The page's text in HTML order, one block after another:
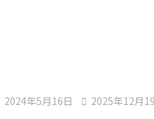
2024年5月16日  2025年12月